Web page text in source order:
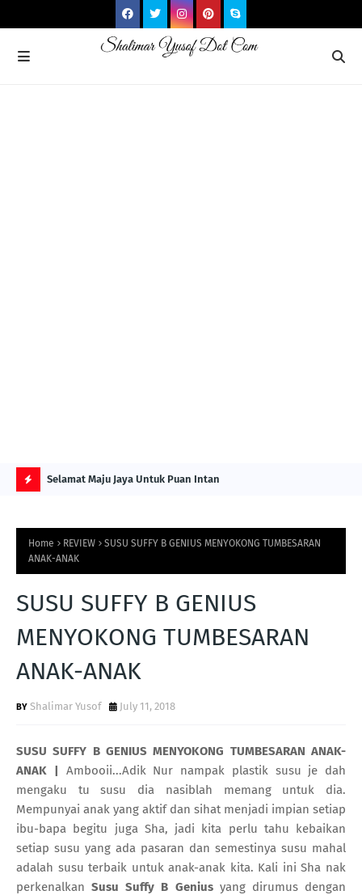
O
P
O
S
ITS Selamat Maju Jaya Untuk Puan Intan
Home REVIEW
SUSU SUFFY B GENIUS MENYOKONG TUMBESARAN
ANAK-ANAK
SUSU SUFFY B GENIUS
MENYOKONG TUMBESARAN
ANAK-ANAK
Shalimar Yusof July 11, 2018
SUSU SUFFY B GENIUS MENYOKONG TUMBESARAN ANAK-
ANAK | Ambooii...Adik Nur nampak plastik susu je dah
mengaku tu susu dia nasiblah memang untuk dia.
Mempunyai anak yang aktif dan sihat menjadi impian setiap
ibu-bapa begitu juga Sha, jadi kita perlu tahu kebaikan
setiap susu yang ada pasaran dan semestinya susu mahal
adalah susu terbaik untuk anak-anak kita. Kali ini Sha nak
perkenalkanSusu Suffy B Geniusyang dirumus dengan